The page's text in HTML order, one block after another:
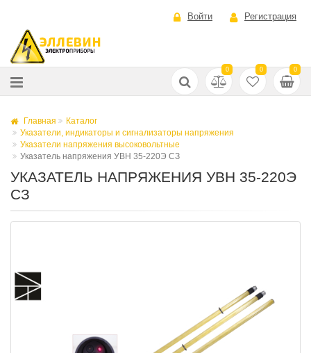
Войти Регистрация
0 0 0
Главная
Каталог
Указатели, индикаторы и сигнализаторы напряжения
Указатели напряжения высоковольтные
Указатель напряжения УВН 35-220Э СЗ
УКАЗАТЕЛЬ НАПРЯЖЕНИЯ УВН 35-220Э
СЗ